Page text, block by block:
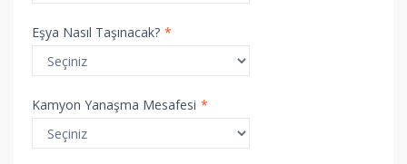
Eşya Nasıl Taşınacak? *
Kamyon Yanaşma Mesafesi *